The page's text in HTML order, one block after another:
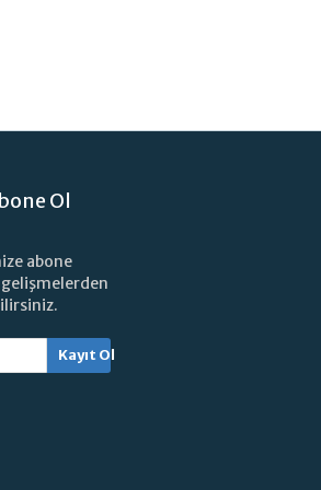
Ol
abone
Kayıt Ol